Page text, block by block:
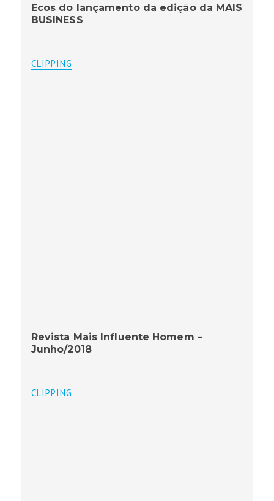
Ecos do lançamento da edição da MAIS
BUSINESS
CLIPPING
Revista Mais Influente Homem –
Junho/2018
CLIPPING